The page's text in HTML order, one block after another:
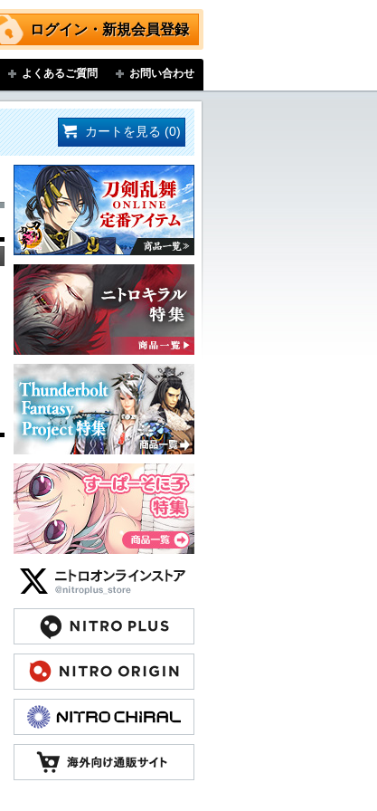
ログイン・新規会員登録
よくあるご質問 お問い合わせ
カートを見る (0)